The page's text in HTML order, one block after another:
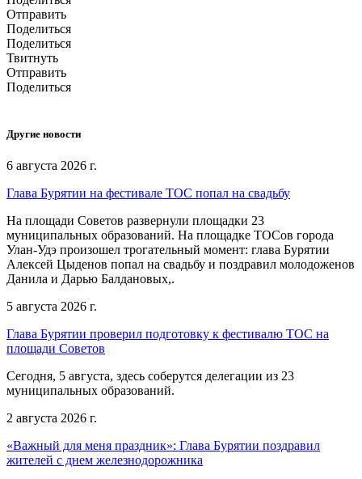
Отправить
Поделиться
Поделиться
Твитнуть
Отправить
Поделиться
Другие новости
6 августа 2026 г.
Глава Бурятии на фестивале ТОС попал на свадьбу
На площади Советов развернули площадки 23
муниципальных образований. На площадке ТОСов города
Улан-Удэ произошел трогательный момент: глава Бурятии
Алексей Цыденов попал на свадьбу и поздравил молодоженов
Данила и Дарью Балдановых,.
5 августа 2026 г.
Глава Бурятии проверил подготовку к фестивалю ТОС на
площади Советов
Сегодня, 5 августа, здесь соберутся делегации из 23
муниципальных образований.
2 августа 2026 г.
«Важный для меня праздник»: Глава Бурятии поздравил
жителей с днем железнодорожника